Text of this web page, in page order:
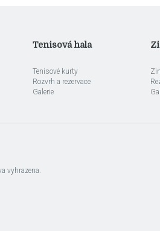
Tenisová hala
Tenisové kurty
Rozvrh a rezervace
Galerie
vyhrazena.